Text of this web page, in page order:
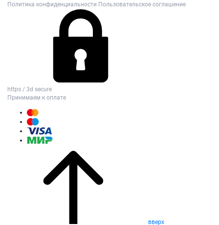
Политика конфиденциальности Пользовательское соглашение
https / 3d secure
Принимаем к оплате
вверх